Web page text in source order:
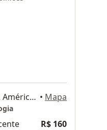
Avenida Paraíso, 174, Sala 5 - Jd. América, São José dos Campos • Mapa
R$ 160